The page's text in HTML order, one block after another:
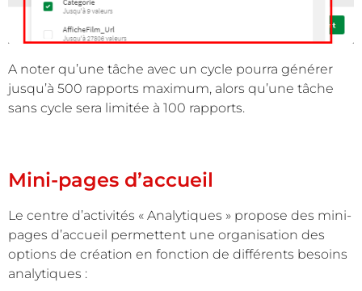
A noter qu’une tâche avec un cycle pourra générer
jusqu’à 500 rapports maximum, alors qu’une tâche
sans cycle sera limitée à 100 rapports.
Mini-pages d’accueil
Le centre d’activités « Analytiques » propose des mini-
pages d’accueil permettent une organisation des
options de création en fonction de différents besoins
analytiques :